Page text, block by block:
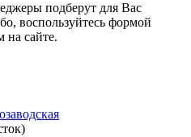
подберут для Вас
воспользуйтесь формой
на сайте.